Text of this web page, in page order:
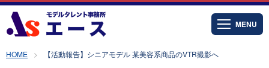
MENU
HOME 【活動報告】シニアモデル 某美容系商品のVTR撮影へ